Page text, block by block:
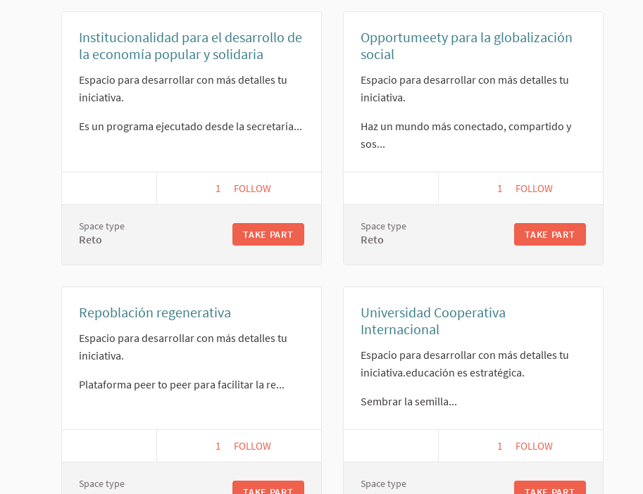
Institucionalidad para el desarrollo de
la economía popular y solidaria
Espacio para desarrollar con más detalles tu
iniciativa.
Es un programa ejecutado desde la secretaria...
1 1 FOLLOWER
FOLLOW
Space type
Reto TAKE PART
Opportumeety para la globalización
social
Espacio para desarrollar con más detalles tu
iniciativa.
Haz un mundo más conectado, compartido y
sos...
1 1 FOLLOWER
FOLLOW
Space type
Reto TAKE PART
Repoblación regenerativa
Espacio para desarrollar con más detalles tu
iniciativa.
Plataforma peer to peer para facilitar la re...
1 1 FOLLOWER
FOLLOW
Space type
Universidad Cooperativa
Internacional
Espacio para desarrollar con más detalles tu
iniciativa.educación es estratégica.
Sembrar la semilla...
1 1 FOLLOWER
FOLLOW
Space type